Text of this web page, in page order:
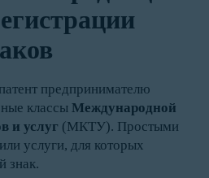
предпринимателю
классы Международной
и услуг (МКТУ). Простыми
услуги, для которых
знак.